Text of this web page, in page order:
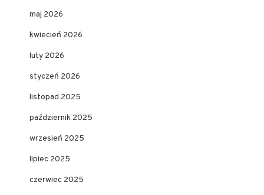
maj 2026
kwiecień 2026
luty 2026
styczeń 2026
listopad 2025
październik 2025
wrzesień 2025
lipiec 2025
czerwiec 2025